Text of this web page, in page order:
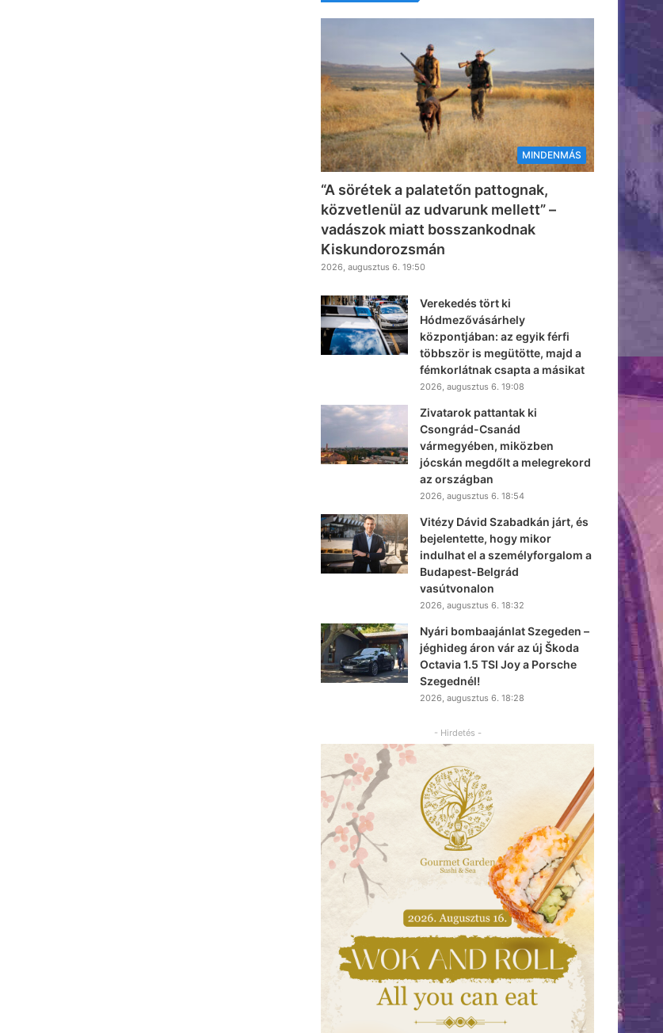
MINDENMÁS
“A sörétek a palatetőn pattognak,
közvetlenül az udvarunk mellett” –
vadászok miatt bosszankodnak
Kiskundorozsmán
2026, augusztus 6. 19:50
Verekedés tört ki
Hódmezővásárhely
központjában: az egyik férfi
többször is megütötte, majd a
fémkorlátnak csapta a másikat
2026, augusztus 6. 19:08
Zivatarok pattantak ki
Csongrád-Csanád
vármegyében, miközben
jócskán megdőlt a melegrekord
az országban
2026, augusztus 6. 18:54
Vitézy Dávid Szabadkán járt, és
bejelentette, hogy mikor
indulhat el a személyforgalom a
Budapest-Belgrád
vasútvonalon
2026, augusztus 6. 18:32
Nyári bombaajánlat Szegeden –
jéghideg áron vár az új Škoda
Octavia 1.5 TSI Joy a Porsche
Szegednél!
2026, augusztus 6. 18:28
- Hirdetés -